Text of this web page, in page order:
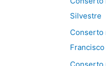
Silvestre
Conserto
Francisco